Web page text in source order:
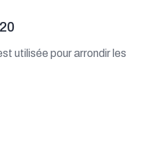
utilisée pour arrondir les